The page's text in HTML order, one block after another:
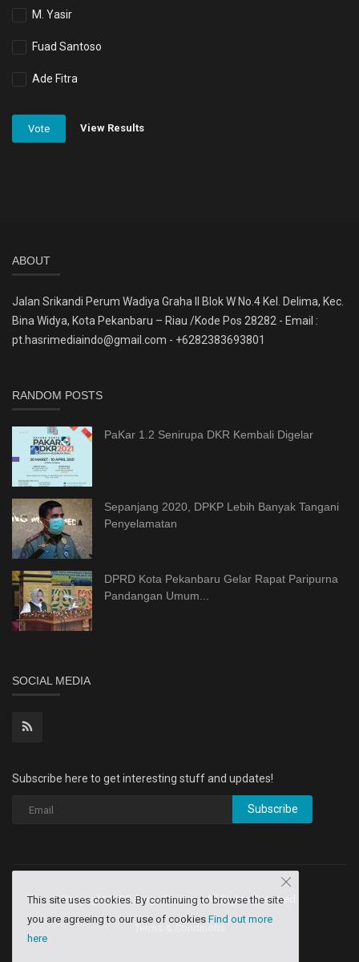
M. Yasir
Fuad Santoso
Ade Fitra
Vote View Results
ABOUT
Jalan Srikandi Perum Wadiya Graha II Blok W No.4 Kel. Delima, Kec.
Bina Widya, Kota Pekanbaru – Riau /Kode Pos 28282 - Email :
pt.hasrimediaindo@gmail.com - +6282383693801
RANDOM POSTS
PaKar 1.2 Senirupa DKR Kembali Digelar
Sepanjang 2020, DPKP Lebih Banyak Tangani
Penyelamatan
DPRD Kota Pekanbaru Gelar Rapat Paripurna
Pandangan Umum...
SOCIAL MEDIA
Subscribe here to get interesting stuff and updates!
Subscribe
Copyright 2020 Aruga Dev Inq - All Rights Reserved.
This site uses cookies. By continuing to browse the site
you are agreeing to our use of cookies Find out more
here